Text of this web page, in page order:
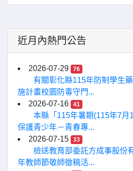
近月內熱門公告
2026-07-29 76
有關彰化縣115年防制學生
施計畫校園防毒守門...
2026-07-16
41
本縣「115年暑期(115年7月
保護青少年－青春專...
2026-07-15
33
檢送教育部委託方成事股份
年教師節敬師徵稿活...